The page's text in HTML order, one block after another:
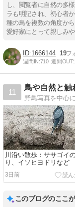
し、閲覧者に自然の多
ラも明記され、初心者
種の鳥を複数の角度か
愛好家にとって親しみ
1666144 19
週間IN:710 週間OUT:
11
鳥や自然と触
野鳥写真を中心
川沿い散歩：ササゴイ
り、イソヒヨドリなど
3日前
このブログのここ